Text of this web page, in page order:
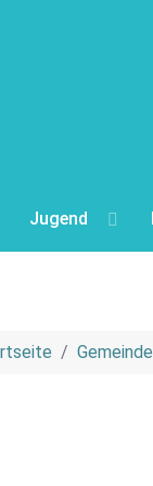
Jugend
Gemeinde